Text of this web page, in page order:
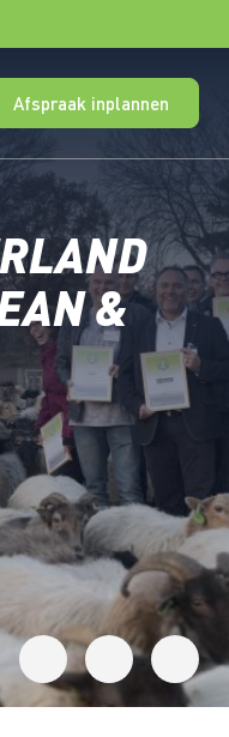
Afspraak inplannen
&